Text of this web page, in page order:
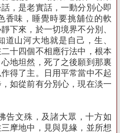
，是老實話，一動分別心即
香味，睡覺時要挑舖位的軟
下來，於一切境界不分別、
山河大地就是自己，生、
十四個不相應行法中，根本
地坦然，死了之後願到那裏
得了主。日用平常當中不起
如從前有分別心，現在淡一
告文殊，及諸大眾，十方如
摩地中，見與見緣，並所想